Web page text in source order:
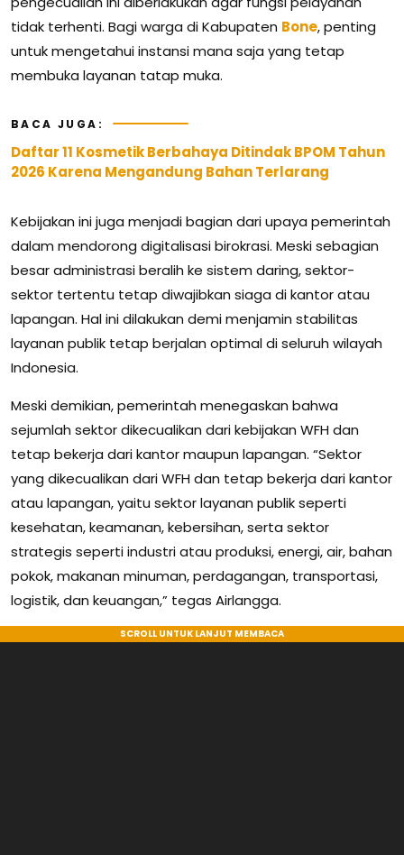
tidak terhenti. Bagi warga di Kabupaten Bone, penting
untuk mengetahui instansi mana saja yang tetap
membuka layanan tatap muka.
BACA JUGA:
Daftar 11 Kosmetik Berbahaya Ditindak BPOM Tahun
2026 Karena Mengandung Bahan Terlarang
Kebijakan ini juga menjadi bagian dari upaya pemerintah
dalam mendorong digitalisasi birokrasi. Meski sebagian
besar administrasi beralih ke sistem daring, sektor-
sektor tertentu tetap diwajibkan siaga di kantor atau
lapangan. Hal ini dilakukan demi menjamin stabilitas
layanan publik tetap berjalan optimal di seluruh wilayah
Indonesia.
Meski demikian, pemerintah menegaskan bahwa
sejumlah sektor dikecualikan dari kebijakan WFH dan
tetap bekerja dari kantor maupun lapangan. “Sektor
yang dikecualikan dari WFH dan tetap bekerja dari kantor
atau lapangan, yaitu sektor layanan publik seperti
kesehatan, keamanan, kebersihan, serta sektor
strategis seperti industri atau produksi, energi, air, bahan
pokok, makanan minuman, perdagangan, transportasi,
logistik, dan keuangan,” tegas Airlangga.